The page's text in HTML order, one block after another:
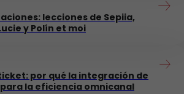
lecciones de Sepiia,
y Polín et moi
por qué la integración de
para la eficiencia omnicanal